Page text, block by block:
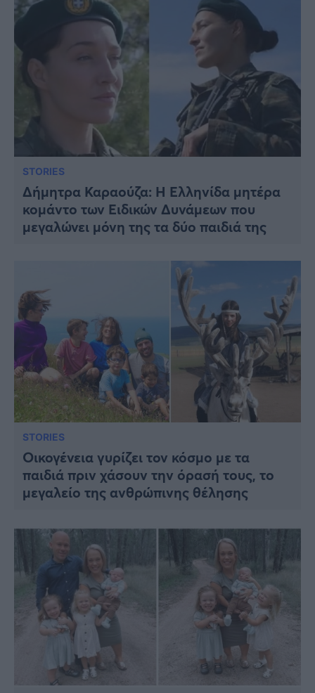
STORIES
Δήμητρα Καραούζα: Η Ελληνίδα μητέρα
κομάντο των Ειδικών Δυνάμεων που
μεγαλώνει μόνη της τα δύο παιδιά της
STORIES
Οικογένεια γυρίζει τον κόσμο με τα
παιδιά πριν χάσουν την όρασή τους, το
μεγαλείο της ανθρώπινης θέλησης